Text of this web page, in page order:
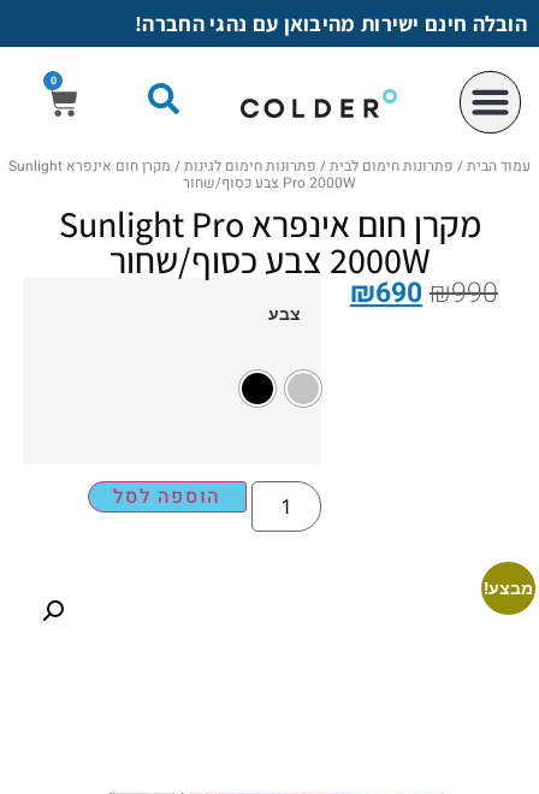
לתוכן
הובלה חינם ישירות מהיבואן עם נהגי החברה!
0
עמוד הבית/ פתרונות חימום לבית/ פתרונות חימום לגינות / מקרן חום אינפרא Sunlight
Pro 2000W צבע כסוף/שחור
מקרן חום אינפרא Sunlight Pro
2000W צבע כסוף/שחור
₪990
₪690 צבע
הוספה לסל
מבצע!